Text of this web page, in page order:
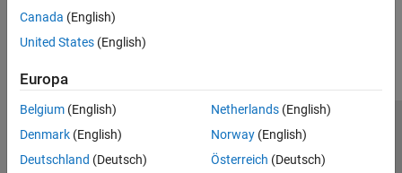
Canada (English)
United States (English)
Europa
Belgium (English)
Denmark (English)
Deutschland (Deutsch)
Netherlands(English)
Norway(English)
Österreich (Deutsch)
Centro di fiducia
Informativa sulla privacy
Antipirateria
Stato dell'applicazione
Contatti